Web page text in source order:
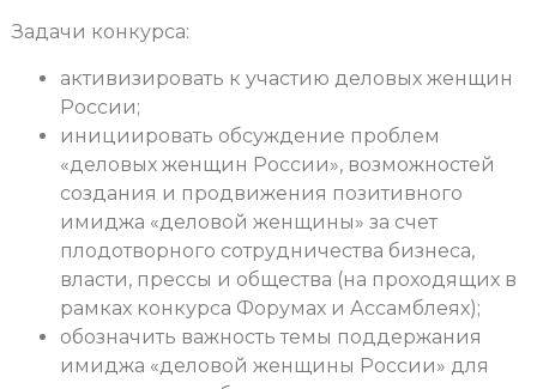
Задачи конкурса:
активизировать к участию деловых женщин
России;
инициировать обсуждение проблем
«деловых женщин России», возможностей
создания и продвижения позитивного
имиджа «деловой женщины» за счет
плодотворного сотрудничества бизнеса,
власти, прессы и общества (на проходящих в
рамках конкурса Форумах и Ассамблеях);
обозначить важность темы поддержания
имиджа «деловой женщины России» для